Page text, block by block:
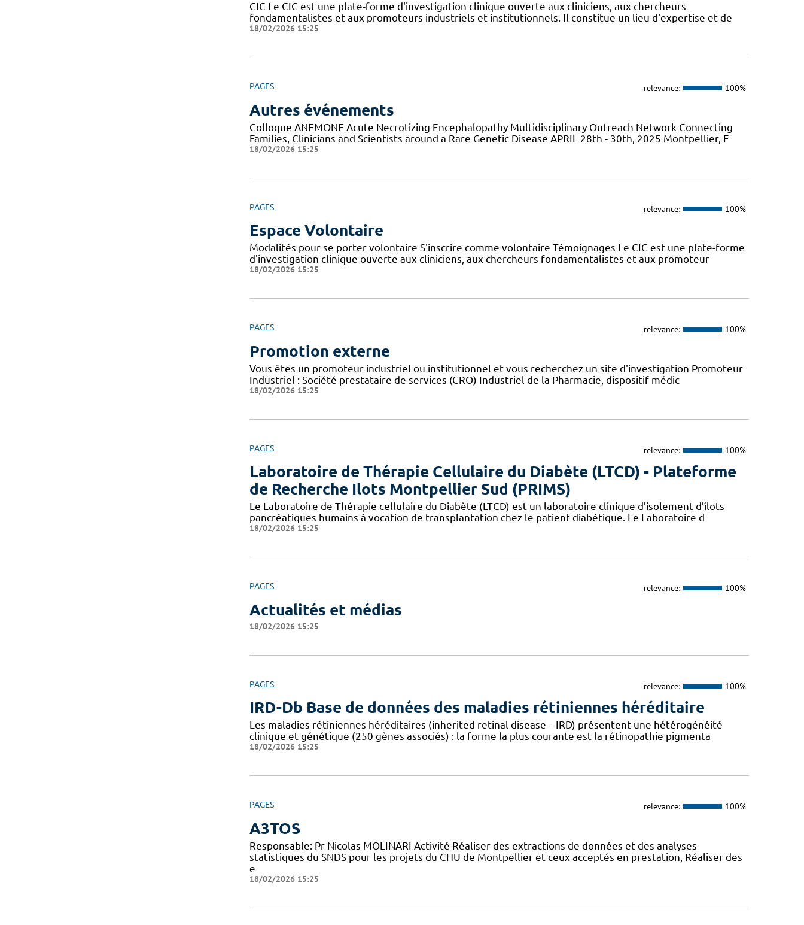
CIC Le CIC est une plate-forme d'investigation clinique ouverte aux cliniciens, aux chercheurs
fondamentalistes et aux promoteurs industriels et institutionnels. Il constitue un lieu d'expertise et de
18/02/2026 15:25
PAGES relevance: 100%
Autres événements
Colloque ANEMONE Acute Necrotizing Encephalopathy Multidisciplinary Outreach Network Connecting
Families, Clinicians and Scientists around a Rare Genetic Disease APRIL 28th - 30th, 2025 Montpellier, F
18/02/2026 15:25
PAGES relevance: 100%
Espace Volontaire
Modalités pour se porter volontaire S'inscrire comme volontaire Témoignages Le CIC est une plate-forme
d'investigation clinique ouverte aux cliniciens, aux chercheurs fondamentalistes et aux promoteur
18/02/2026 15:25
PAGES relevance: 100%
Promotion externe
Vous êtes un promoteur industriel ou institutionnel et vous recherchez un site d'investigation Promoteur
Industriel : Société prestataire de services (CRO) Industriel de la Pharmacie, dispositif médic
18/02/2026 15:25
PAGES relevance: 100%
Laboratoire de Thérapie Cellulaire du Diabète (LTCD) - Plateforme
de Recherche Ilots Montpellier Sud (PRIMS)
Le Laboratoire de Thérapie cellulaire du Diabète (LTCD) est un laboratoire clinique d’isolement d’îlots
pancréatiques humains à vocation de transplantation chez le patient diabétique. Le Laboratoire d
18/02/2026 15:25
PAGES relevance: 100%
Actualités et médias
18/02/2026 15:25
PAGES relevance: 100%
IRD-Db Base de données des maladies rétiniennes héréditaire
Les maladies rétiniennes héréditaires (inherited retinal disease – IRD) présentent une hétérogénéité
clinique et génétique (250 gènes associés) : la forme la plus courante est la rétinopathie pigmenta
18/02/2026 15:25
PAGES relevance: 100%
A3TOS
Responsable: Pr Nicolas MOLINARI Activité Réaliser des extractions de données et des analyses
statistiques du SNDS pour les projets du CHU de Montpellier et ceux acceptés en prestation, Réaliser des
e
18/02/2026 15:25